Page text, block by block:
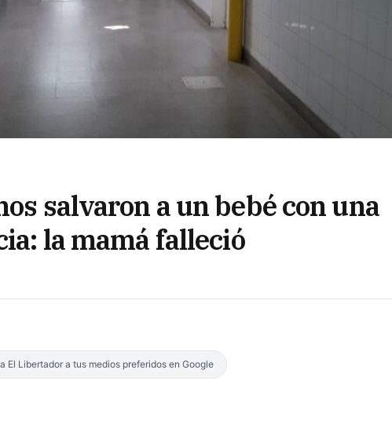
salvaron a un bebé con una
la mamá falleció
El Libertador a tus medios preferidos en Google